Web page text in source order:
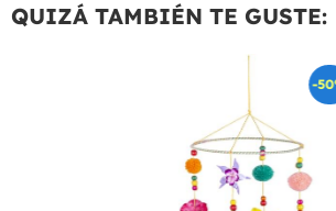
QUIZÁ TAMBIÉN TE GUSTE:
-